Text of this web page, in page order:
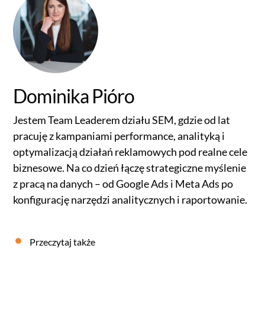
Dominika Pióro
Jestem Team Leaderem działu SEM, gdzie od lat
pracuję z kampaniami performance, analityką i
optymalizacją działań reklamowych pod realne cele
biznesowe. Na co dzień łączę strategiczne myślenie
z pracą na danych – od Google Ads i Meta Ads po
konfigurację narzędzi analitycznych i raportowanie.
Przeczytaj także